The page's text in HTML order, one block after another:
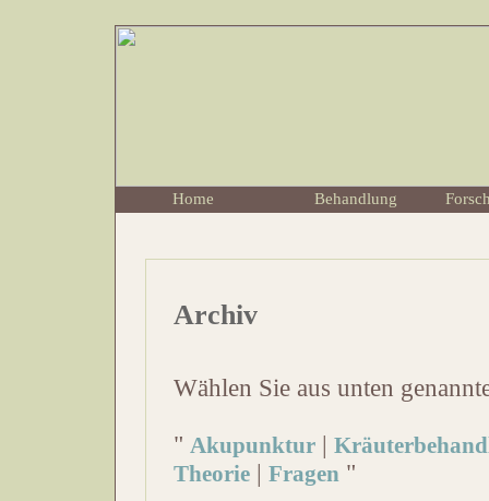
Home Behandlung
Archiv
Wählen Sie aus unten
" Akupunktur |
Theorie | Fragen "